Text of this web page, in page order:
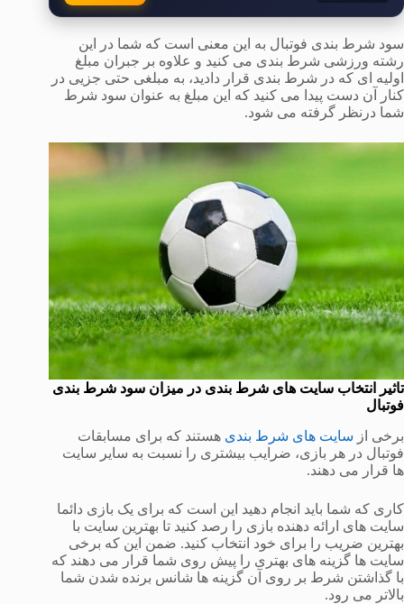
سود شرط بندی فوتبال به این معنی است که شما در این
رشته ورزشی شرط بندی می کنید و علاوه بر جبران مبلغ
اولیه ای که در شرط بندی قرار دادید، به مبلغی حتی جزیی در
کنار آن دست پیدا می کنید که این مبلغ به عنوان سود شرط
شما درنظر گرفته می شود.
تاثیر انتخاب سایت های شرط بندی در میزان سود شرط بندی
فوتبال
برخی از سایت های شرط بندی هستند که برای مسابقات
فوتبال در هر بازی، ضرایب بیشتری را نسبت به سایر سایت
ها قرار می دهند.
کاری که شما باید انجام دهید این است که برای یک بازی دائما
سایت های ارائه دهنده بازی را رصد کنید تا بهترین سایت با
بهترین ضریب را برای خود انتخاب کنید. ضمن این که برخی
سایت ها گزینه های بهتری را پیش روی شما قرار می دهند که
با گذاشتن شرط بر روی آن گزینه ها شانس برنده شدن شما
بالاتر می رود.